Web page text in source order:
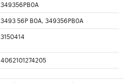
349356PB0A
3493 56P B0A, 349356PB0A
3150414
4062101274205